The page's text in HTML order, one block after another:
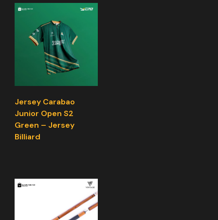
Jersey Carabao
Junior Open S2
Green – Jersey
Billiard